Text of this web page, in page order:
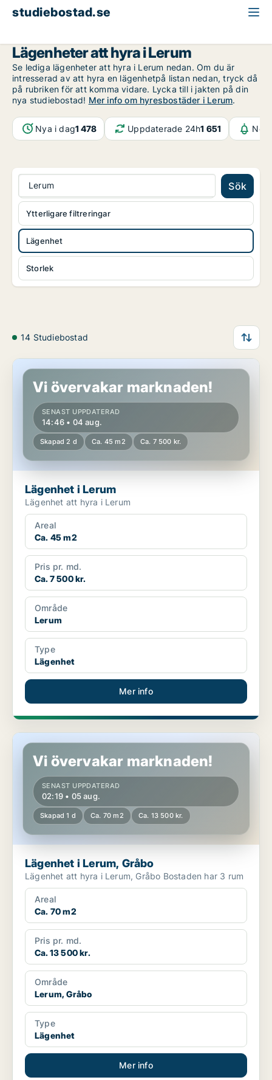
studiebostad.se
Lägenheter att hyra i Lerum
Se lediga lägenheter att hyra i Lerum nedan. Om du är
intresserad av att hyra en lägenhetpå listan nedan, tryck då
på rubriken för att komma vidare. Lycka till i jakten på din
nya studiebostad! Mer info om hyresbostäder i Lerum.
Nya i dag1 478 Uppdaterade 24h1 651
Lerum Sök
Lägenhet
Storlek
Ytterligare filtreringar
14 Studiebostad
Lägenhet i Lerum
Vi övervakar marknaden!
SENAST UPPDATERAD
14:46 • 04 aug.
Skapad 2 d Ca. 45 m2 Ca. 7 500 kr.
Lägenhet i Lerum
Lägenhet att hyra i Lerum
Areal
Ca. 45 m2
Pris pr. md.
Ca. 7 500 kr.
Område
Lerum
Type
Lägenhet
Mer info
Lägenhet i Lerum, Gråbo
Vi övervakar marknaden!
SENAST UPPDATERAD
02:19 • 05 aug.
Skapad 1 d Ca. 70 m2 Ca. 13 500 kr.
Lägenhet i Lerum, Gråbo
Lägenhet att hyra i Lerum, Gråbo Bostaden har 3 rum
Areal
Ca. 70 m2
Pris pr. md.
Ca. 13 500 kr.
Område
Lerum, Gråbo
Type
Lägenhet
Mer info